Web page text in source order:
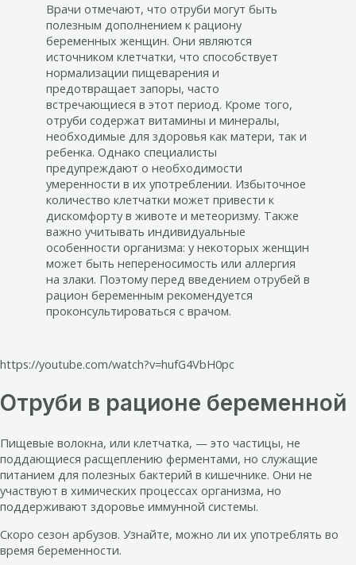
Врачи отмечают, что отруби могут быть
полезным дополнением к рациону
беременных женщин. Они являются
источником клетчатки, что способствует
нормализации пищеварения и
предотвращает запоры, часто
встречающиеся в этот период. Кроме того,
отруби содержат витамины и минералы,
необходимые для здоровья как матери, так и
ребенка. Однако специалисты
предупреждают о необходимости
умеренности в их употреблении. Избыточное
количество клетчатки может привести к
дискомфорту в животе и метеоризму. Также
важно учитывать индивидуальные
особенности организма: у некоторых женщин
может быть непереносимость или аллергия
на злаки. Поэтому перед введением отрубей в
рацион беременным рекомендуется
проконсультироваться с врачом.
https://youtube.com/watch?v=hufG4VbH0pc
Отруби в рационе беременной
Пищевые волокна, или клетчатка, — это частицы, не
поддающиеся расщеплению ферментами, но служащие
питанием для полезных бактерий в кишечнике. Они не
участвуют в химических процессах организма, но
поддерживают здоровье иммунной системы.
Скоро сезон арбузов. Узнайте, можно ли их употреблять во
время беременности.